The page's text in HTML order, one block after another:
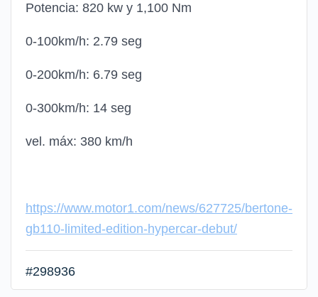
Potencia: 820 kw y 1,100 Nm
0-100km/h: 2.79 seg
0-200km/h: 6.79 seg
0-300km/h: 14 seg
vel. máx: 380 km/h
https://www.motor1.com/news/627725/bertone-
gb110-limited-edition-hypercar-debut/
#298936